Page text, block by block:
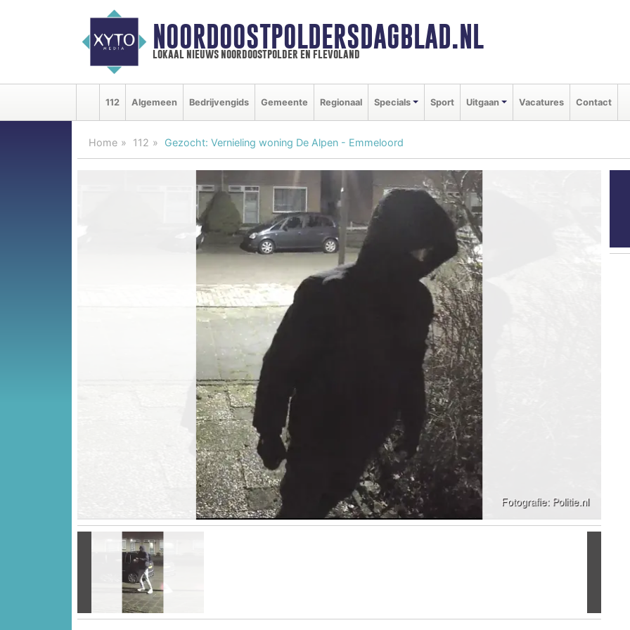
NOORDOOSTPOLDERSDAGBLAD.NL
lokaal nieuws noordoostpolder en flevoland
112 Algemeen Bedrijvengids Gemeente Regionaal Specials Sport Uitgaan Vacatures Contact
Home 112 Gezocht: Vernieling woning De Alpen - Emmeloord